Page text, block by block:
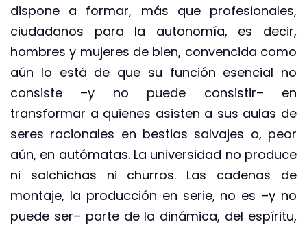
dispone a formar, más que profesionales,
ciudadanos para la autonomía, es decir,
hombres y mujeres de bien, convencida como
aún lo está de que su función esencial no
consiste –y no puede consistir– en
transformar a quienes asisten a sus aulas de
seres racionales en bestias salvajes o, peor
aún, en autómatas. La universidad no produce
ni salchichas ni churros. Las cadenas de
montaje, la producción en serie, no es –y no
puede ser– parte de la dinámica, del espíritu,